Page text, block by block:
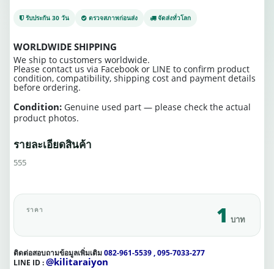
รับประกัน 30 วัน ตรวจสภาพก่อนส่ง จัดส่งทั่วโลก
WORLDWIDE SHIPPING
We ship to customers worldwide.
Please contact us via Facebook or LINE to confirm product
condition, compatibility, shipping cost and payment details
before ordering.
Condition: Genuine used part — please check the actual
product photos.
รายละเอียดสินค้า
555
ราคา 1 บาท
ติดต่อสอบถามข้อมูลเพิ่มเติม082-961-5539 , 095-7033-277
LINE ID :@kilitaraiyon